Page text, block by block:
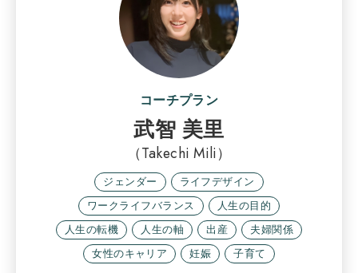
コーチプラン
武智 美里
（Takechi Mili）
ジェンダー
ライフデザイン
ワークライフバランス
人生の目的
人生の転機
人生の軸 出産
夫婦関係
女性のキャリア
妊娠 子育て